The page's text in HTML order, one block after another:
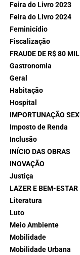
Feira do Livro 2023
Feira do Livro 2024
Feminicídio
Fiscalização
FRAUDE DE R$ 80
Gastronomia
Geral
Habitação
Hospital
IMPORTUNAÇÃO
Imposto de Renda
Inclusão
INÍCIO DAS OBRAS
INOVAÇÃO
Justiça
LAZER E BEM-ESTAR
Literatura
Luto
Meio Ambiente
Mobilidade
Mobilidade Urbana